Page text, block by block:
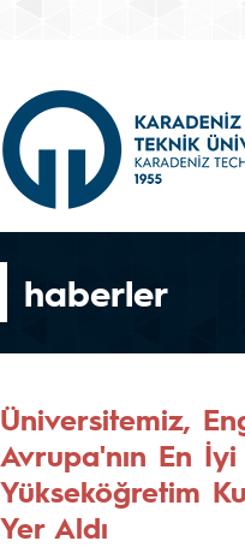
haberler
Üniversitemiz,
Avrupa'nın En
Yükseköğretim
Yer Aldı